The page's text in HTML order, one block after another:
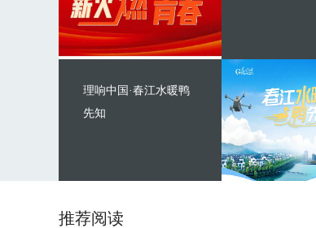
理响中国·春江水暖鸭
先知
推荐阅读